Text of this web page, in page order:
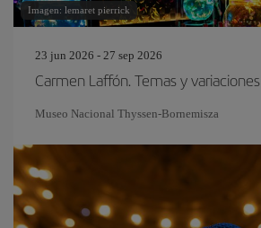
Imagen: lemaret pierrick
23 jun 2026 - 27 sep 2026
Carmen Laffón. Temas y variaciones
Museo Nacional Thyssen-Bornemisza